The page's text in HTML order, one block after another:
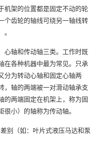
架的位置都是固定不动的轮
个齿轮的轴线可绕另一轴线转
轴和传动轴三类。工作时既
在各种机器中最为常见。只承
分为转动心轴和固定心轴两
，轴的两端被一对滑动轴承支
的两端固定在机架上，称为固
小）的轴称为传动轴。
（如：叶片式液压马达和泵